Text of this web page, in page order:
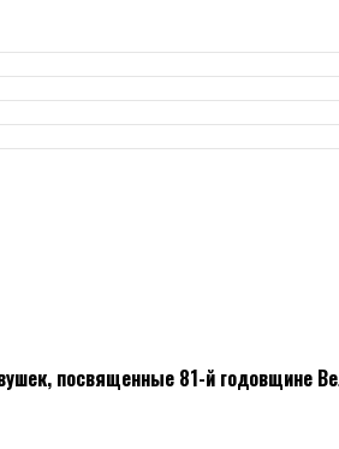
посвященные 81-й годовщине